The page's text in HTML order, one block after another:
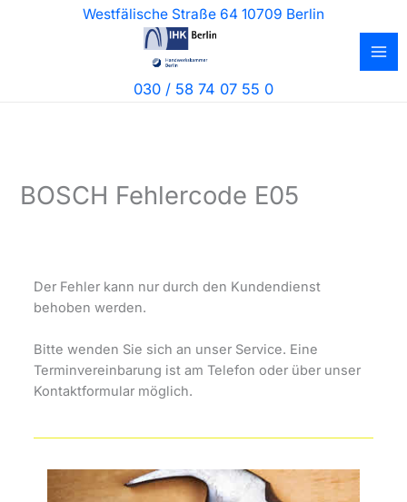
Westfälische Straße 64 10709 Berlin
030 / 58 74 07 55 0
BOSCH Fehlercode E05
Der Fehler kann nur durch den Kundendienst
behoben werden.
Bitte wenden Sie sich an unser Service. Eine
Terminvereinbarung ist am Telefon oder über unser
Kontaktformular möglich.